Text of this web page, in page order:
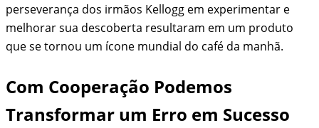
perseverança dos irmãos Kellogg em experimentar e
melhorar sua descoberta resultaram em um produto
que se tornou um ícone mundial do café da manhã.
Com Cooperação Podemos
Transformar um Erro em Sucesso